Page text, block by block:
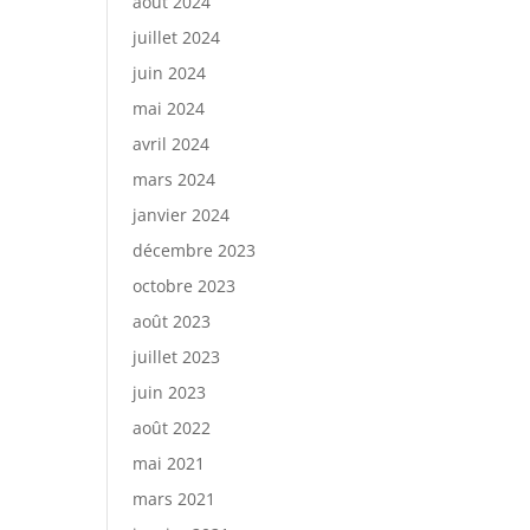
juillet 2024
juin 2024
mai 2024
avril 2024
mars 2024
janvier 2024
décembre 2023
octobre 2023
août 2023
juillet 2023
juin 2023
août 2022
mai 2021
mars 2021